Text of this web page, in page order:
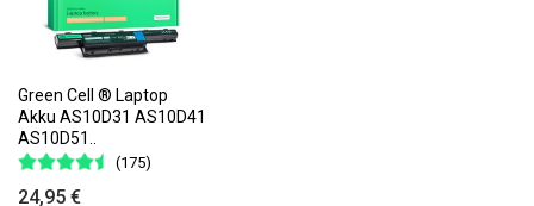
Green Cell ® Laptop
Akku AS10D31 AS10D41
AS10D51..
(175)
24,95 €